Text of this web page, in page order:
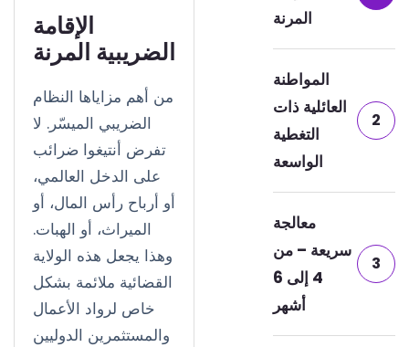
المرنة
2
المواطنة
العائلية ذات
التغطية
الواسعة
3
معالجة
سريعة – من
4 إلى 6
أشهر
الإقامة
الضريبية المرنة
من أهم مزاياها النظام
الضريبي الميسّر. لا
تفرض أنتيغوا ضرائب
على الدخل العالمي،
أو أرباح رأس المال، أو
الميراث، أو الهبات.
وهذا يجعل هذه الولاية
القضائية ملائمة بشكل
خاص لرواد الأعمال
والمستثمرين الدوليين